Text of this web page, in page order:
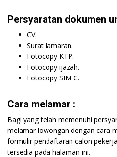
Persyaratan dokumen
CV.
Surat lamaran.
Fotocopy KTP.
Fotocopy ijazah.
Fotocopy SIM C.
Cara melamar :
Bagi yang telah memenuhi
melamar lowongan dengan cara
formulir pendaftaran calon
tersedia pada halaman ini.